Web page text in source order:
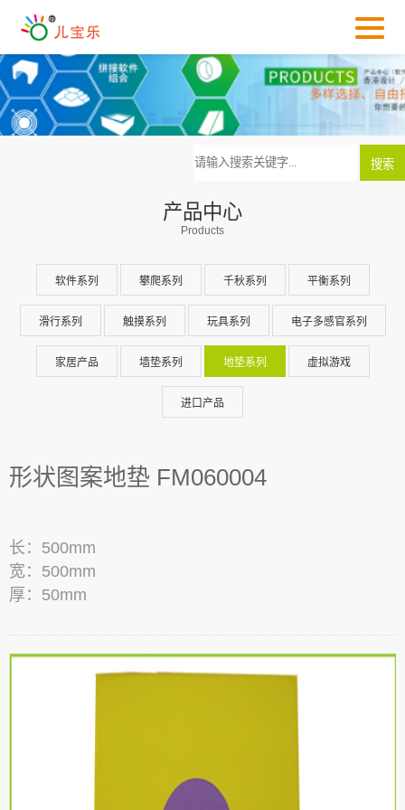
产品中心
Products
软件系列 攀爬系列 千秋系列 平衡系列
滑行系列 触摸系列 玩具系列 电子多感官系列
家居产品 墙垫系列 地垫系列 虚拟游戏
进口产品
形状图案地垫 FM060004
长：500mm
宽：500mm
厚：50mm